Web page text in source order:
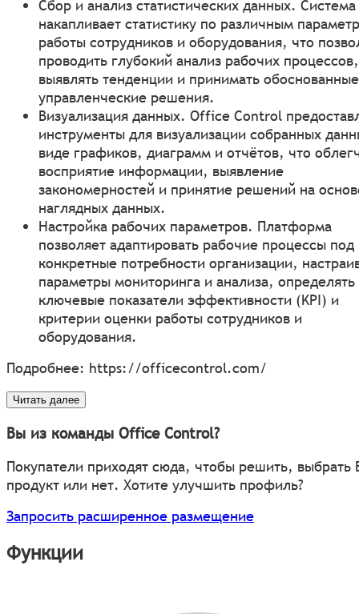
Сбор и анализ статистических данных. Система
накапливает статистику по различным
работы сотрудников и оборудования, что
проводить глубокий анализ рабочих процессов,
выявлять тенденции и принимать обоснованные
управленческие решения.
Визуализация данных. Office Control
инструменты для визуализации собранных
виде графиков, диаграмм и отчётов, что
восприятие информации, выявление
закономерностей и принятие решений на
наглядных данных.
Настройка рабочих параметров. Платформа
позволяет адаптировать рабочие процессы под
конкретные потребности организации,
параметры мониторинга и анализа, определять
ключевые показатели эффективности (KPI) и
критерии оценки работы сотрудников и
оборудования.
Подробнее: https://officecontrol.com/
Читать далее
Вы из команды Office Control?
Покупатели приходят сюда, чтобы решить, выбрать
продукт или нет. Хотите улучшить профиль?
Запросить расширенное размещение
Функции